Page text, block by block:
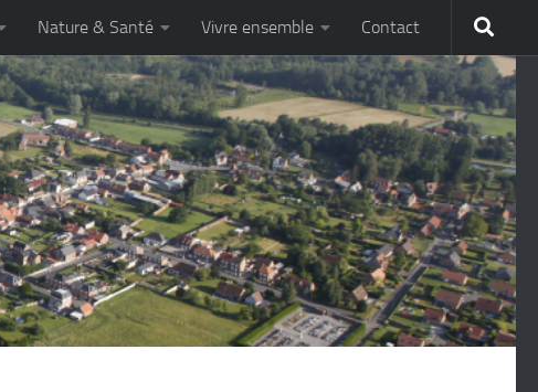
Nature & Santé Vivre ensemble Contact